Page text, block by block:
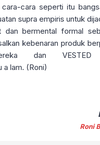
cara-cara seperti itu
supra empiris untuk
dan bermental formal
kebenaran produk
dan VESTED
a lam. (Roni)
Roni